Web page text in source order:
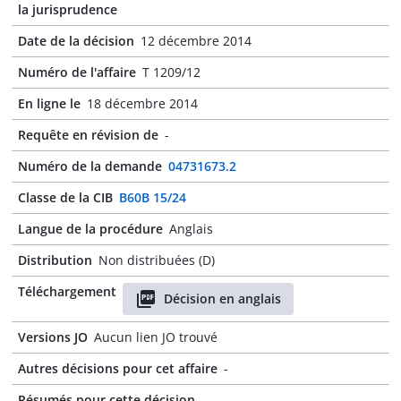
la jurisprudence
Date de la décision 12 décembre 2014
Numéro de l'affaire T 1209/12
En ligne le 18 décembre 2014
Requête en révision de -
Numéro de la demande 04731673.2
Classe de la CIB B60B 15/24
Langue de la procédure Anglais
Distribution Non distribuées (D)
Téléchargement
Décision en anglais
Versions JO Aucun lien JO trouvé
Autres décisions pour cet affaire -